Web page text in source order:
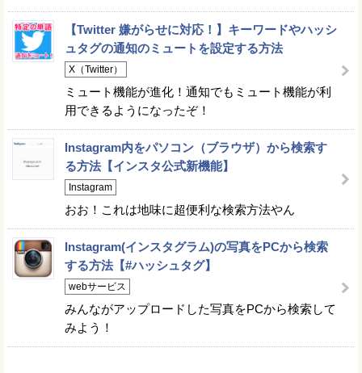
【Twitter 嫌がらせに対応！】キーワードやハッシ
ュタグの通知のミュートを設定する方法
X（Twitter）
ミュート機能が進化！通知でもミュート機能が利
用できるようになったぞ！
Instagram内をパソコン（ブラウザ）から検索す
る方法【インスタ公式新機能】
Instagram
おお！これは地味に超便利な検索方法やん
Instagram(インスタグラム)の写真をPCから検索
する方法【#ハッシュタグ】
webサービス
みんながアップロードした写真をPCから検索して
みよう！